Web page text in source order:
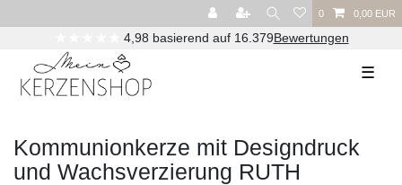
0 0,00 EUR
4,98 basierend auf 16.379Bewertungen
☰
Kommunionkerze mit Designdruck
und Wachsverzierung RUTH